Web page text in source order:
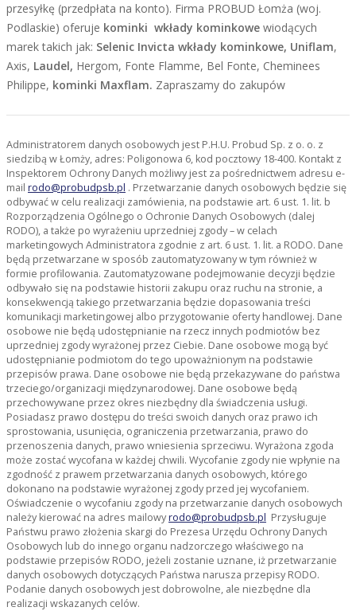
przesyłkę (przedpłata na konto). Firma PROBUD Łomża (woj.
Podlaskie) oferuje kominki wkłady kominkowe wiodących
marek takich jak: Selenic Invicta wkłady kominkowe, Uniflam,
Axis, Laudel, Hergom, Fonte Flamme, Bel Fonte, Cheminees
Philippe, kominki Maxflam. Zapraszamy do zakupów
Administratorem danych osobowych jest P.H.U. Probud Sp. z o. o. z
siedzibą w Łomży, adres: Poligonowa 6, kod pocztowy 18-400. Kontakt z
Inspektorem Ochrony Danych możliwy jest za pośrednictwem adresu e-
mail rodo@probudpsb.pl . Przetwarzanie danych osobowych będzie się
odbywać w celu realizacji zamówienia, na podstawie art. 6 ust. 1. lit. b
Rozporządzenia Ogólnego o Ochronie Danych Osobowych (dalej
RODO), a także po wyrażeniu uprzedniej zgody – w celach
marketingowych Administratora zgodnie z art. 6 ust. 1. lit. a RODO. Dane
będą przetwarzane w sposób zautomatyzowany w tym również w
formie profilowania. Zautomatyzowane podejmowanie decyzji będzie
odbywało się na podstawie historii zakupu oraz ruchu na stronie, a
konsekwencją takiego przetwarzania będzie dopasowania treści
komunikacji marketingowej albo przygotowanie oferty handlowej. Dane
osobowe nie będą udostępnianie na rzecz innych podmiotów bez
uprzedniej zgody wyrażonej przez Ciebie. Dane osobowe mogą być
udostępnianie podmiotom do tego upoważnionym na podstawie
przepisów prawa. Dane osobowe nie będą przekazywane do państwa
trzeciego/organizacji międzynarodowej. Dane osobowe będą
przechowywane przez okres niezbędny dla świadczenia usługi.
Posiadasz prawo dostępu do treści swoich danych oraz prawo ich
sprostowania, usunięcia, ograniczenia przetwarzania, prawo do
przenoszenia danych, prawo wniesienia sprzeciwu. Wyrażona zgoda
może zostać wycofana w każdej chwili. Wycofanie zgody nie wpłynie na
zgodność z prawem przetwarzania danych osobowych, którego
dokonano na podstawie wyrażonej zgody przed jej wycofaniem.
Oświadczenie o wycofaniu zgody na przetwarzanie danych osobowych
należy kierować na adres mailowyrodo@probudpsb.pl Przysługuje
Państwu prawo złożenia skargi do Prezesa Urzędu Ochrony Danych
Osobowych lub do innego organu nadzorczego właściwego na
podstawie przepisów RODO, jeżeli zostanie uznane, iż przetwarzanie
danych osobowych dotyczących Państwa narusza przepisy RODO.
Podanie danych osobowych jest dobrowolne, ale niezbędne dla
realizacji wskazanych celów.